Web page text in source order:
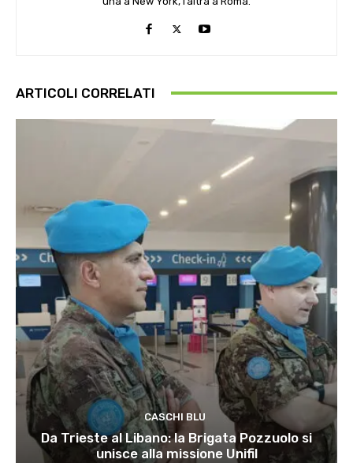
ARTICOLI CORRELATI
CASCHI BLU
Da Trieste al Libano: la Brigata Pozzuolo si
unisce alla missione Unifil